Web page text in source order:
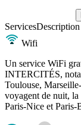
ServicesDescription
Wifi
Un service WiFi
INTERCITÉS,
Toulouse,
voyagent de nuit, la
Paris-Nice et Paris-